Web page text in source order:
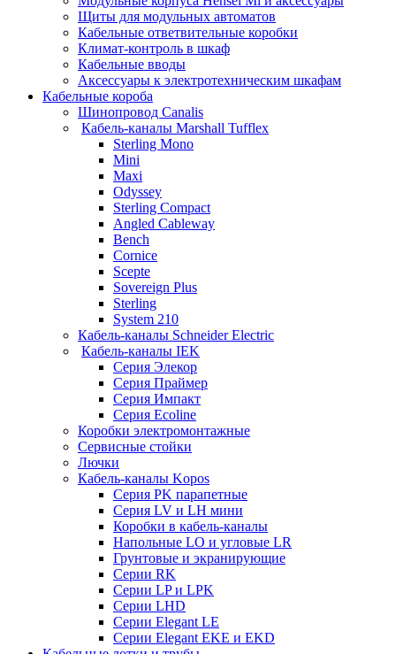
Щиты для модульных автоматов
Кабельные ответвительные коробки
Климат-контроль в шкаф
Кабельные вводы
Аксессуары к электротехническим шкафам
Кабельные короба
Шинопровод Canalis
Кабель-каналы Marshall Tufflex
Sterling Mono
Mini
Maxi
Odyssey
Sterling Compact
Angled Cableway
Bench
Cornice
Scepte
Sovereign Plus
Sterling
System 210
Кабель-каналы Schneider Electric
Кабель-каналы IEK
Серия Элекор
Серия Праймер
Серия Импакт
Серия Ecoline
Коробки электромонтажные
Сервисные стойки
Лючки
Кабель-каналы Kopos
Серия PK парапетные
Серия LV и LH мини
Коробки в кабель-каналы
Напольные LO и угловые LR
Грунтовые и экранирующие
Серии RK
Серии LP и LPK
Серии LHD
Серии Elegant LE
Серии Elegant EKE и EKD